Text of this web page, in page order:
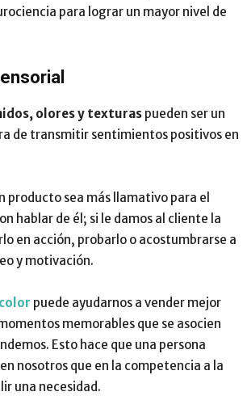
para lograr un mayor nivel de
olores y texturas pueden ser un
de transmitir sentimientos positivos en
producto sea más llamativo para el
hablar de él; si le damos al cliente la
en acción, probarlo o acostumbrarse a
y motivación.
puede ayudarnos a vender mejor
memorables que se asocien
Esto hace que una persona
nosotros que en la competencia a la
una necesidad.